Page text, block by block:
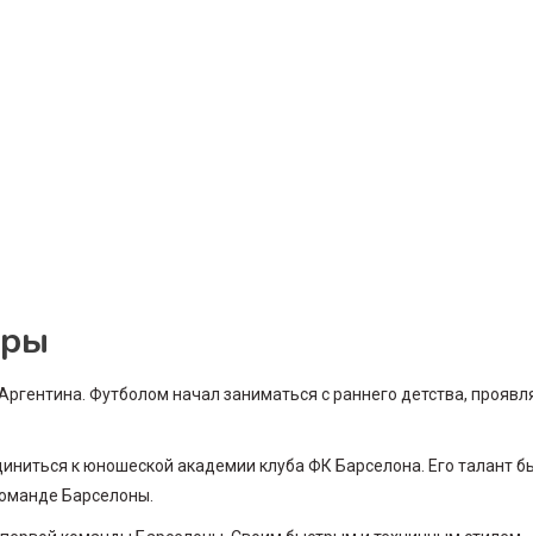
Футболом начал заниматься с раннего детства,
к юношеской академии клуба ФК Барселона. Его талант
Барселоны.